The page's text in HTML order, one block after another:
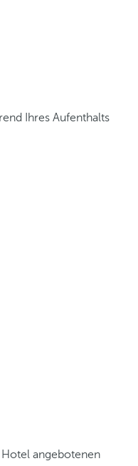
Ihres Aufenthalts
angebotenen